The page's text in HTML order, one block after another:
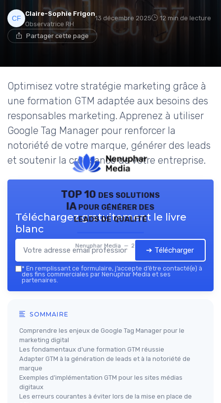
Claire-Sophie Frigon
Observatrice RH
13 décembre 2025 12 min de lecture
Partager cette page
Optimisez votre stratégie marketing grâce à
une formation GTM adaptée aux besoins des
responsables marketing. Apprenez à utiliser
Google Tag Manager pour renforcer la
notoriété de votre marque, générer des leads
et soutenir la croissance de votre entreprise.
TOP 10 des solutions
IA pour générer des
leads de qualité
Nenuphar Media — 2026
Téléchargez gratuitement le livre
blanc
➔ Télécharger
* En remplissant ce formulaire, j’accepte d’être contacté(e) à
des fins commerciales par Nenuphar Media et ses
partenaires.
SOMMAIRE
Comprendre les enjeux de Google Tag Manager pour le
marketing digital
Les fondamentaux d’une formation GTM réussie
Adapter GTM à la génération de leads et à la notoriété de
marque
Exemples d’implémentation GTM pour les sites médias
digitaux
Les erreurs courantes à éviter lors de la mise en place de